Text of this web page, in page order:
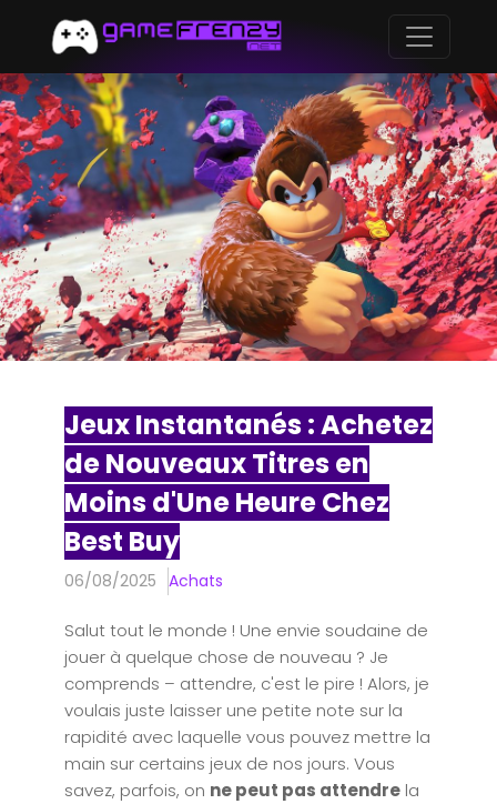
Jeux Instantanés : Achetez
de Nouveaux Titres en
Moins d'Une Heure Chez
Best Buy
06/08/2025 Achats
Salut tout le monde ! Une envie soudaine de
jouer à quelque chose de nouveau ? Je
comprends – attendre, c'est le pire ! Alors, je
voulais juste laisser une petite note sur la
rapidité avec laquelle vous pouvez mettre la
main sur certains jeux de nos jours. Vous
savez, parfois, on ne peut pas attendre la